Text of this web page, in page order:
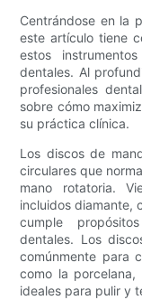
Centrándose en la
este artículo tiene
estos
dentales. Al
profesionales
sobre cómo
su práctica clínica.
Los discos de
circulares que
mano rotatoria.
incluidos diamante,
cumple
dentales. Los
comúnmente para
como la
ideales para pulir y